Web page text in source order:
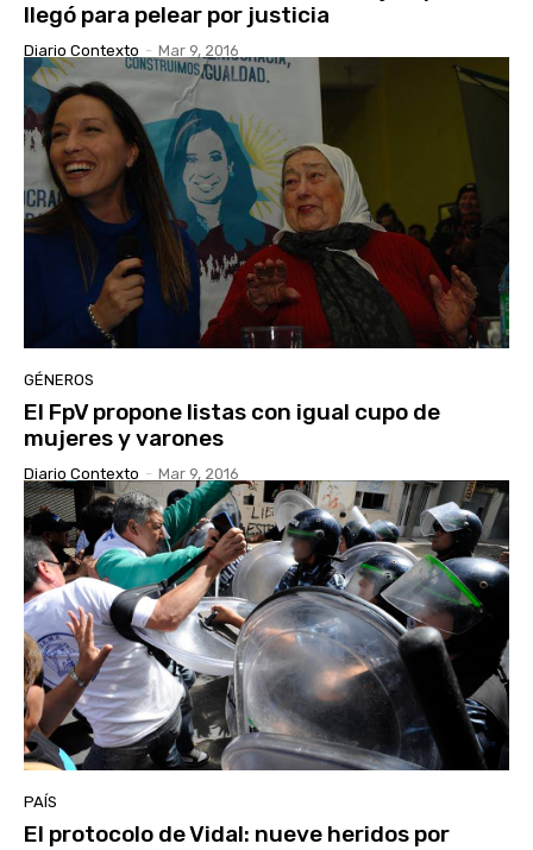
llegó para pelear por justicia
Diario Contexto - Mar 9, 2016
GÉNEROS
El FpV propone listas con igual cupo de
mujeres y varones
Diario Contexto - Mar 9, 2016
PAÍS
El protocolo de Vidal: nueve heridos por